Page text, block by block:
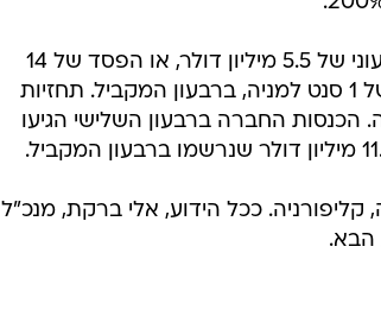
בקווב סיימה את הרבעון השלישי של השנה עם הפסד רבעוני של 5.5 מיליון דולר, או הפסד של 14
סנט למניה, לעומת הפסד של חצי מיליון דולר, או הפסד של 1 סנט למניה, ברבעון המקביל. תחזיות
החברה תרשום הפסד של 15 סנט למניה. הכנסות החברה ברבעון השלישי הגיעו
ככל הידוע, אלי ברקת, מנכ"ל
הבא.